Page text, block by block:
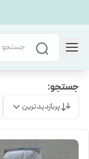
جستجو:
پربازدیدترین